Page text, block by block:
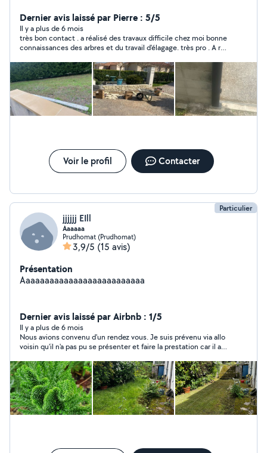
de vos terrasses et allées Diplômé et 15 ans
d'expériences N'hésitez pas à me laisser vos
coordonnées en messages je vous rappellerai
Dernier avis laissé par Pierre : 5/5
Il y a plus de 6 mois
très bon contact . a réalisé des travaux difficile chez moi bonne
connaissances des arbres et du travail d'élagage. très pro . A ré
Voir le profil Contacter
Particulier
jjjjjj EIll
Aaaaaa
Prudhomat (Prudhomat)
3,9/5 (15 avis)
Présentation
Aaaaaaaaaaaaaaaaaaaaaaaaaa
Dernier avis laissé par Airbnb : 1/5
Il y a plus de 6 mois
Nous avions convenu d'un rendez vous. Je suis prévenu via allo
voisin qu'il n'a pas pu se présenter et faire la prestation car il a
moment de remplacement et plus de nouvelles. j'ai envoyé des
messages via SMS toujours pas de nouvelles. Nous avons fini
par prendre quelqu'un d'autre car nous avions déjà mis la tonte
de notre pelouse en attente car ce monsieur n'était pas
disponible.